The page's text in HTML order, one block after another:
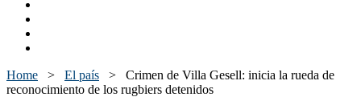
Home > El país > Crimen de Villa Gesell: inicia la rueda de
reconocimiento de los rugbiers detenidos